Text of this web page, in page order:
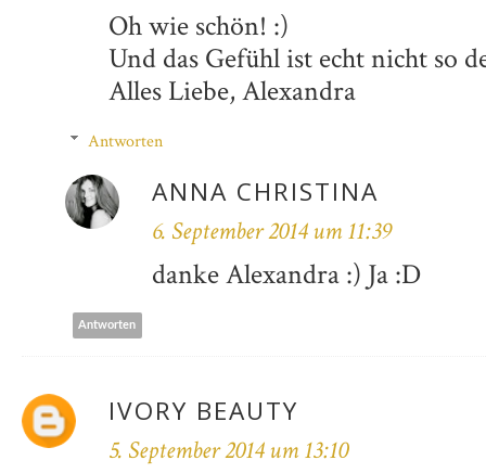
Oh wie schön! :)
Und das Gefühl ist echt nicht so
Alles Liebe, Alexandra
Antworten
ANNA CHRISTINA
6. September 2014 um 11:39
danke Alexandra :) Ja :D
Antworten
IVORY BEAUTY
5. September 2014 um 13:10